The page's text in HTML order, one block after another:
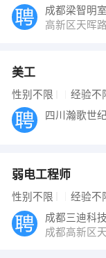
成都梁智明
高新区天晖
美工
性别不限 经验不
四川瀚歌世
弱电工程师
性别不限 经验不
成都三迪科
成都高新区